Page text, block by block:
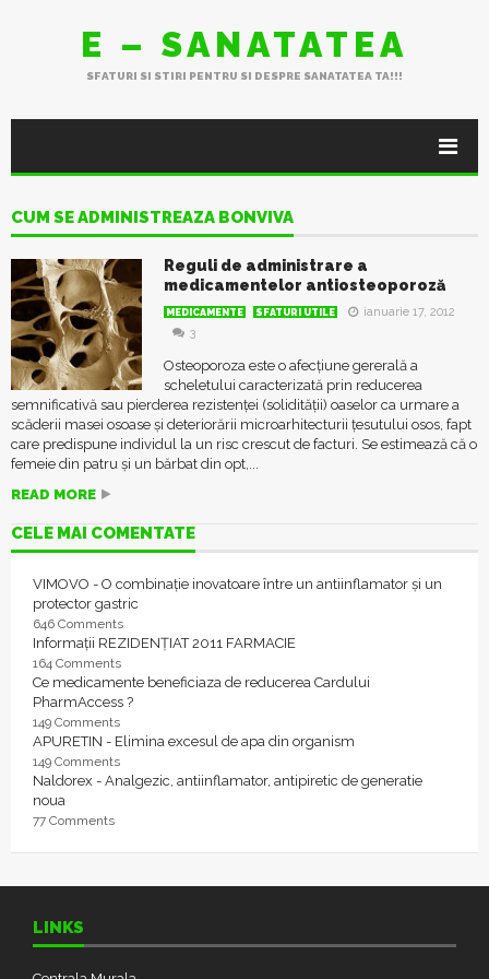
E – SANATATEA
SFATURI SI STIRI PENTRU SI DESPRE SANATATEA TA!!!
CUM SE ADMINISTREAZA BONVIVA
Reguli de administrare a
medicamentelor antiosteoporoză
MEDICAMENTE SFATURI UTILE
ianuarie 17, 2012
3
Osteoporoza este o afecțiune gererală a
scheletului caracterizată prin reducerea
semnificativă sau pierderea rezistenței (solidității) oaselor ca urmare a
scăderii masei osoase și deteriorării microarhitecturii țesutului osos, fapt
care predispune individul la un risc crescut de facturi. Se estimează că o
femeie din patru și un bărbat din opt,...
READ MORE
CELE MAI COMENTATE
VIMOVO - O combinație inovatoare între un antiinflamator și un
protector gastric
646 Comments
Informații REZIDENȚIAT 2011 FARMACIE
164 Comments
Ce medicamente beneficiaza de reducerea Cardului
PharmAccess ?
149 Comments
APURETIN - Elimina excesul de apa din organism
149 Comments
Naldorex - Analgezic, antiinflamator, antipiretic de generatie
noua
77 Comments
LINKS